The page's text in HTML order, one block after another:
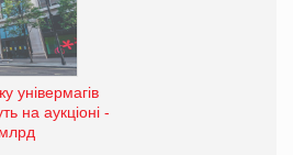
універмагів
на аукціоні -